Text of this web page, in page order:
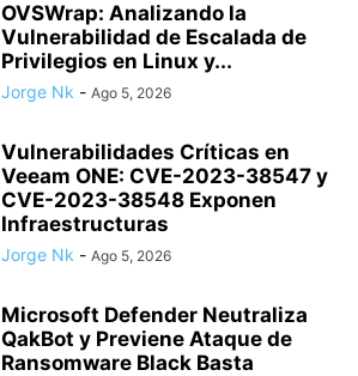
OVSWrap: Analizando la
Vulnerabilidad de Escalada de
Privilegios en Linux y...
Jorge Nk - Ago 5, 2026
Vulnerabilidades Críticas en
Veeam ONE: CVE-2023-38547 y
CVE-2023-38548 Exponen
Infraestructuras
Jorge Nk - Ago 5, 2026
Microsoft Defender Neutraliza
QakBot y Previene Ataque de
Ransomware Black Basta